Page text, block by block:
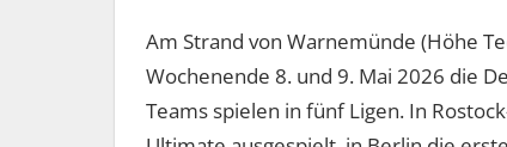
Am Strand von Warnemünde (Höhe
Wochenende 8. und 9. Mai 2026 die
Teams spielen in fünf Ligen. In